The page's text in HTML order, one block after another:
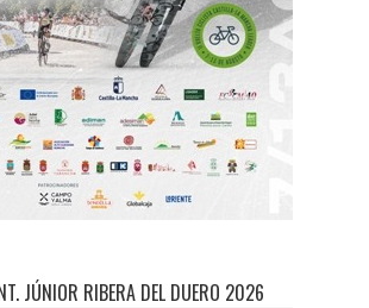
JÚNIOR RIBERA DEL DUERO 2026